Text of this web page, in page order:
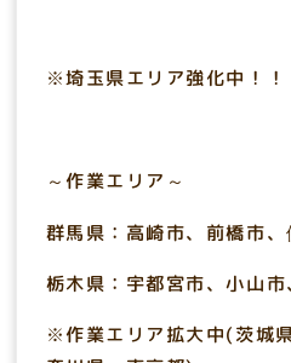
※埼玉県エリア強化中！！
～作業エリア～
群馬県：高崎市、前橋市
栃木県：宇都宮市、小山
※作業エリア拡大中(茨城